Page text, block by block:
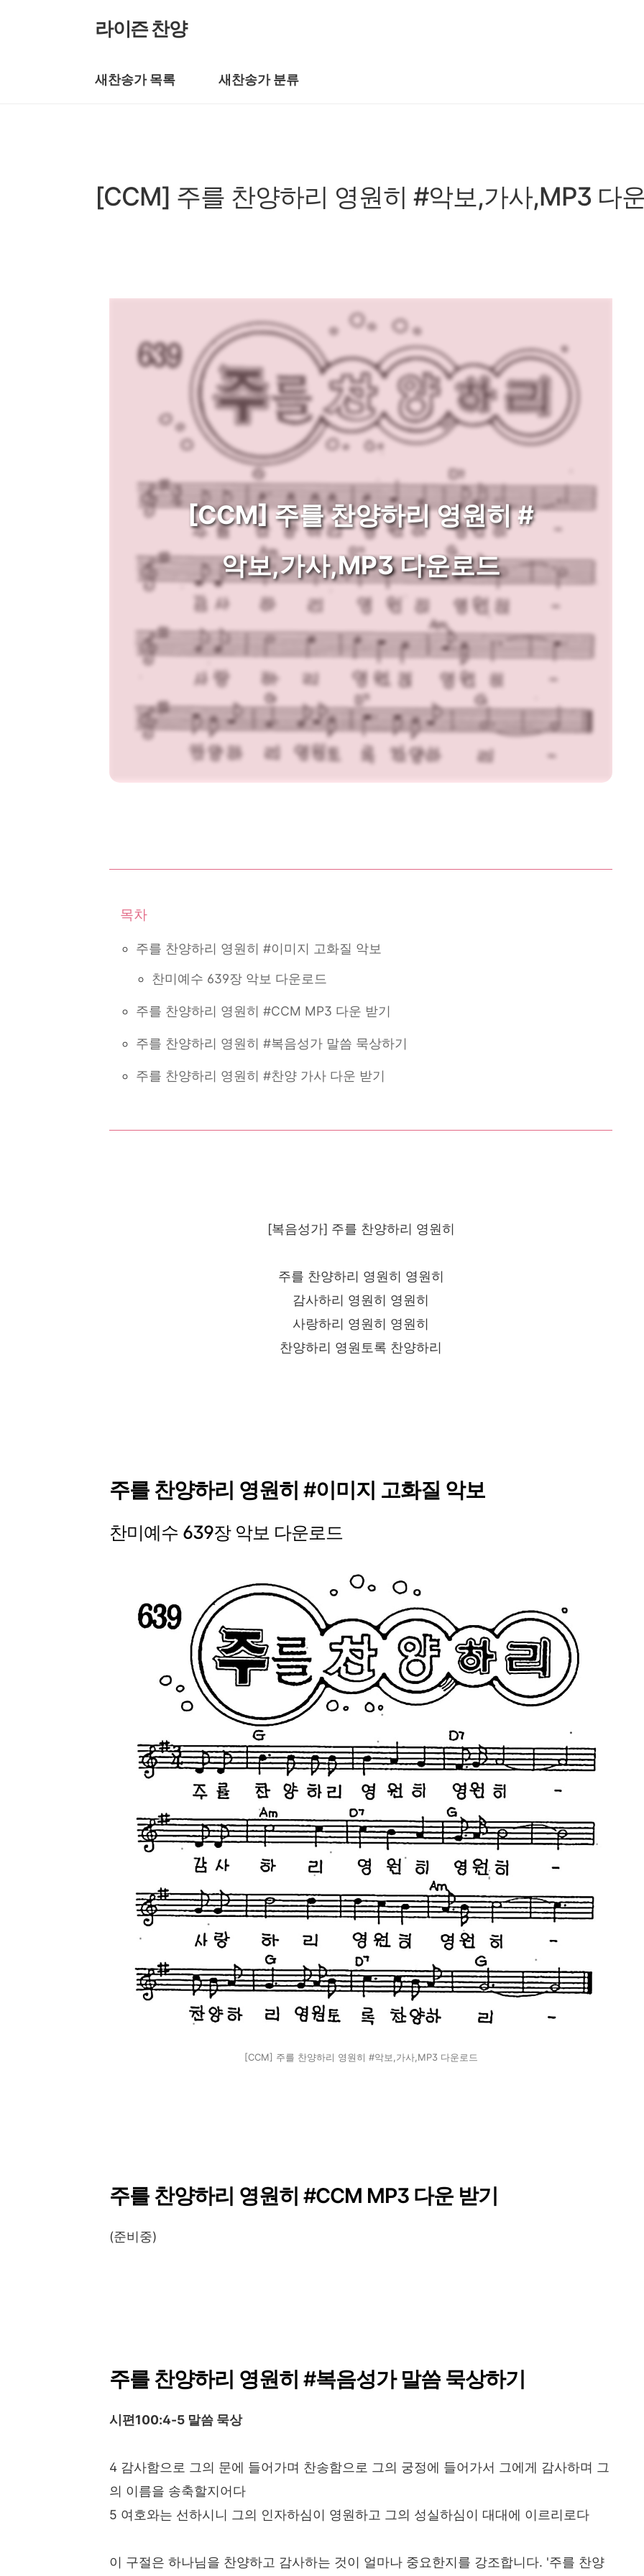
라이즌 찬양
새찬송가 목록 새찬송가 분류
[CCM] 주를 찬양하리 영원히 #악보,가사,MP3 다
[CCM] 주를 찬양하리 영원히 #
악보,가사,MP3 다운로드
주를 찬양하리 영원히 #이미지 고화질 악보
찬미예수 639장 악보 다운로드
주를 찬양하리 영원히 #CCM MP3 다운 받기
주를 찬양하리 영원히 #복음성가 말씀 묵상하기
주를 찬양하리 영원히 #찬양 가사 다운 받기
[복음성가] 주를 찬양하리 영원히
주를 찬양하리 영원히 영원히
감사하리 영원히 영원히
사랑하리 영원히 영원히
찬양하리 영원토록 찬양하리
주를 찬양하리 영원히 #이미지 고화질 악보
찬미예수 639장 악보 다운로드
[CCM] 주를 찬양하리 영원히 #악보,가사,MP3 다운로드
주를 찬양하리 영원히 #CCM MP3 다운 받기
(준비중)
주를 찬양하리 영원히 #복음성가 말씀 묵상하기
시편100:4-5 말씀 묵상
4 감사함으로 그의 문에 들어가며 찬송함으로 그의 궁정에 들어가서 그에게 감사하며 그
의 이름을 송축할지어다
5 여호와는 선하시니 그의 인자하심이 영원하고 그의 성실하심이 대대에 이르리로다
이 구절은 하나님을 찬양하고 감사하는 것이 얼마나 중요한지를 강조합니다. '주를 찬양